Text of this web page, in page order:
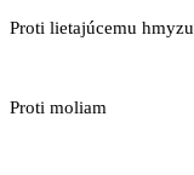
Proti lietajúcemu hmyzu
Proti moliam